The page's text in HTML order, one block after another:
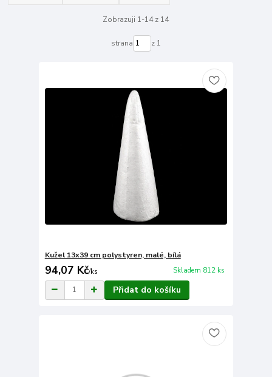
Zobrazuji 1-14 z 14
strana z 1
Kužel 13x39 cm polystyren, malé, bílá
94,07 Kč/ks Skladem 812 ks
Přidat do košíku